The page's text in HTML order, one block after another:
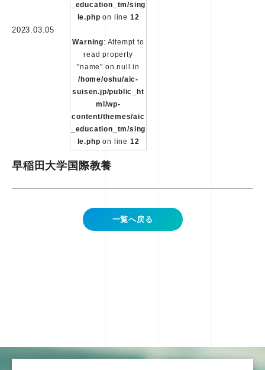
2023.03.05
_education_tm/sing
le.php on line 12
Warning: Attempt to
read property
"name" on null in
/home/oshu/aic-
suisen.jp/public_ht
ml/wp-
content/themes/aic
_education_tm/sing
le.php on line 12
早稲田大学国際教養
一覧へ戻る